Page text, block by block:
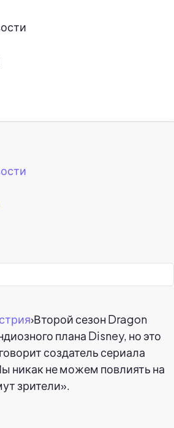
›Второй сезон Dragon
плана Disney, но это
создатель сериала
никак не можем повлиять на
зрители».